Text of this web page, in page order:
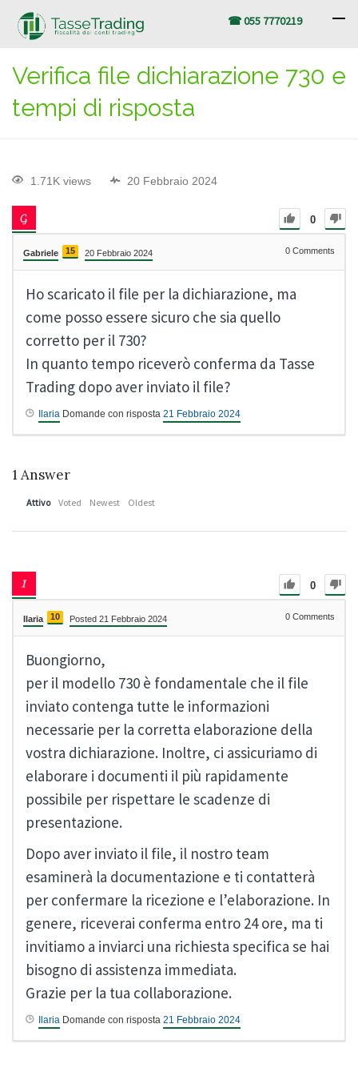
☎ 055 7770219
Verifica file dichiarazione 730 e
tempi di risposta
1.71K views 20 Febbraio 2024
0
Gabriele 15 20 Febbraio 2024 0 Comments
Ho scaricato il file per la dichiarazione, ma
come posso essere sicuro che sia quello
corretto per il 730?
In quanto tempo riceverò conferma da Tasse
Trading dopo aver inviato il file?
Ilaria Domande con risposta 21 Febbraio 2024
1 Answer
Attivo Voted Newest Oldest
0
Ilaria 10 Posted 21 Febbraio 2024 0 Comments
Buongiorno,
per il modello 730 è fondamentale che il file
inviato contenga tutte le informazioni
necessarie per la corretta elaborazione della
vostra dichiarazione. Inoltre, ci assicuriamo di
elaborare i documenti il più rapidamente
possibile per rispettare le scadenze di
presentazione.
Dopo aver inviato il file, il nostro team
esaminerà la documentazione e ti contatterà
per confermare la ricezione e l’elaborazione. In
genere, riceverai conferma entro 24 ore, ma ti
invitiamo a inviarci una richiesta specifica se hai
bisogno di assistenza immediata.
Grazie per la tua collaborazione.
Ilaria Domande con risposta 21 Febbraio 2024